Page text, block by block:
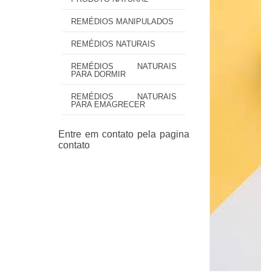
REMÉDIOS MANIPULADOS
REMÉDIOS NATURAIS
REMÉDIOS NATURAIS
PARA DORMIR
REMÉDIOS NATURAIS
PARA EMAGRECER